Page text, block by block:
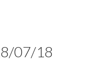
07/18